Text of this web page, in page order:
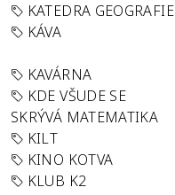
KATEDRA GEOGRAFIE
KÁVA
KAVÁRNA
KDE VŠUDE SE
SKRÝVÁ MATEMATIKA
KILT
KINO KOTVA
KLUB K2